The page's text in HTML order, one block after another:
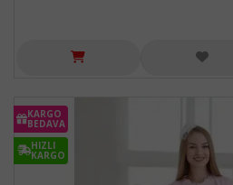
KARGO
BEDAVA
HIZLI
KARGO